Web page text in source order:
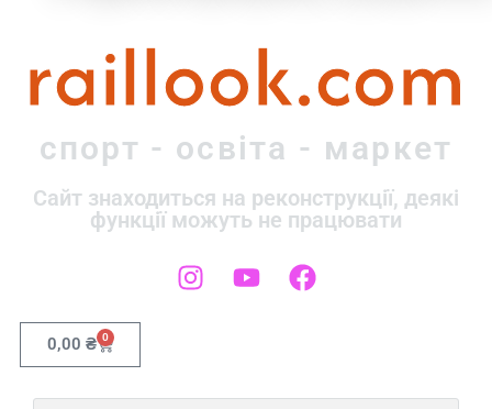
raillook.com
спорт - освіта - маркет
Сайт знаходиться на реконструкції, деякі
функції можуть не працювати
0,00 ₴ 0